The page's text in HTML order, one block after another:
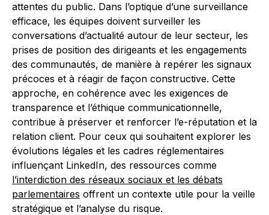
attentes du public. Dans l’optique d’une surveillance
efficace, les équipes doivent surveiller les
conversations d’actualité autour de leur secteur, les
prises de position des dirigeants et les engagements
des communautés, de manière à repérer les signaux
précoces et à réagir de façon constructive. Cette
approche, en cohérence avec les exigences de
transparence et l’éthique communicationnelle,
contribue à préserver et renforcer l’e-réputation et la
relation client. Pour ceux qui souhaitent explorer les
évolutions légales et les cadres réglementaires
influençant LinkedIn, des ressources comme
l’interdiction des réseaux sociaux et les débats
parlementaires offrent un contexte utile pour la veille
stratégique et l’analyse du risque.